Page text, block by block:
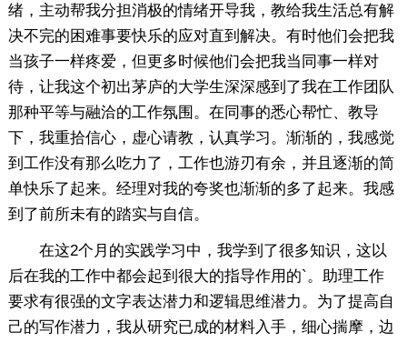
绪，主动帮我分担消极的情绪开导我，教给我生活总有解
决不完的困难事要快乐的应对直到解决。有时他们会把我
当孩子一样疼爱，但更多时候他们会把我当同事一样对
待，让我这个初出茅庐的大学生深深感到了我在工作团队
那种平等与融洽的工作氛围。在同事的悉心帮忙、教导
下，我重拾信心，虚心请教，认真学习。渐渐的，我感觉
到工作没有那么吃力了，工作也游刃有余，并且逐渐的简
单快乐了起来。经理对我的夸奖也渐渐的多了起来。我感
到了前所未有的踏实与自信。
在这2个月的实践学习中，我学到了很多知识，这以
后在我的工作中都会起到很大的指导作用的`。助理工作
要求有很强的文字表达潜力和逻辑思维潜力。为了提高自
己的写作潜力，我从研究已成的材料入手，细心揣摩，边